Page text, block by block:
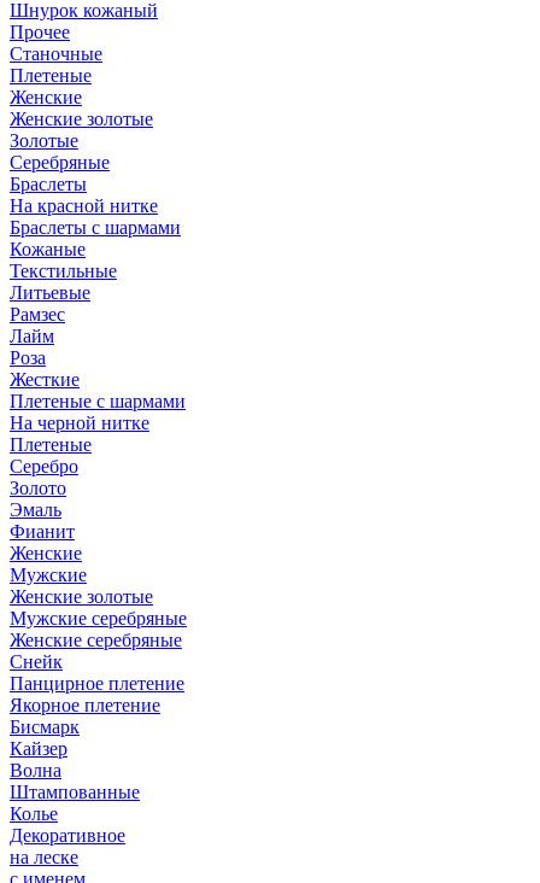
Шнурок кожаный
Прочее
Станочные
Плетеные
Женские
Женские золотые
Золотые
Серебряные
Браслеты
На красной нитке
Браслеты с шармами
Кожаные
Текстильные
Литьевые
Рамзес
Лайм
Роза
Жесткие
Плетеные с шармами
На черной нитке
Плетеные
Серебро
Золото
Эмаль
Фианит
Женские
Мужские
Женские золотые
Мужские серебряные
Женские серебряные
Снейк
Панцирное плетение
Якорное плетение
Бисмарк
Кайзер
Волна
Штампованные
Колье
Декоративное
на леске
с именем